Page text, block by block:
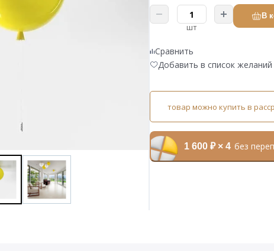
шт
В
Сравнить
Добавить в список желаний
товар можно купить в
1 600 ₽ × 4 без